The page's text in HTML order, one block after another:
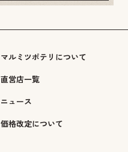
マルミツポテリについて
直営店一覧
ニュース
価格改定について